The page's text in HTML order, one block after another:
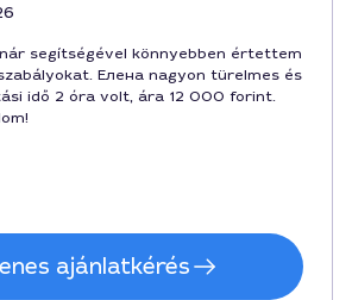
segítségével könnyebben értettem
Елена nagyon türelmes és
idő 2 óra volt, ára 12 000 forint.
ajánlatkérés